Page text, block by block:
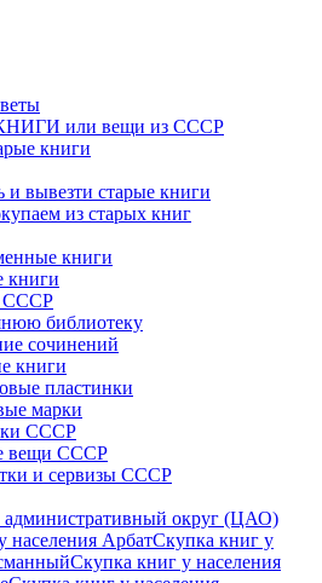
КНИГИ или вещи из СССР
книги
и вывезти старые книги
из старых книг
книги
книги
СССР
библиотеку
сочинений
книги
пластинки
марки
СССР
вещи СССР
и сервизы СССР
округ (ЦАО)
населения АрбатСкупка книг у
Скупка книг у населения